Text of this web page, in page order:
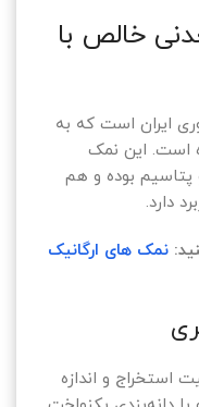
خالص با
ایران است که به
است. این نمک
پتاسیم بوده و هم
دارد.
نمک های ارگانیک
استخراج و اندازه